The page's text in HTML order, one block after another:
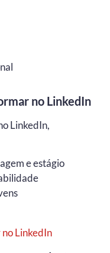
no LinkedIn
LinkedIn,
e estágio
LinkedIn